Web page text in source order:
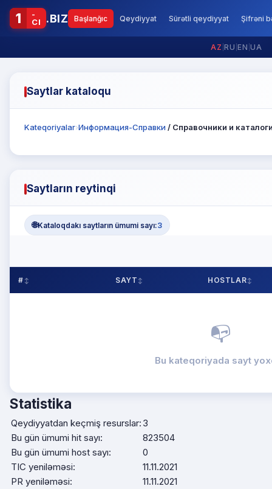
1
-
CI
.BIZ Başlanğıc Qeydiyyat Sürətli qeydiyyat Şifrəni
AZ RU EN UA
Saytlar kataloqu
Kateqoriyalar›Информация-Справки / Справочники и
Saytların reytinqi
🌐Kataloqdakı saytların ümumi sayı:3
# SAYT HOSTLAR
📭
Bu kateqoriyada sayt
Statistika
Qeydiyyatdan keçmiş resurslar:
Bu gün ümumi hit sayı:
Bu gün ümumi host sayı:
TIC yeniləməsi:
PR yeniləməsi:
3
823504
0
11.11.2021
11.11.2021